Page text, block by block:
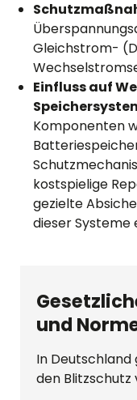
Gleichstrom-
Einfluss auf
Komponenten
kostspielige
gezielte
dieser Systeme
und
In
den Blitzschutz